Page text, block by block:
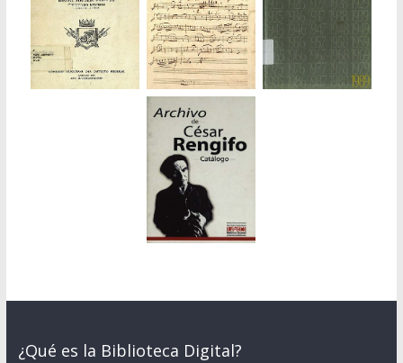
¿Qué es la Biblioteca Digital?